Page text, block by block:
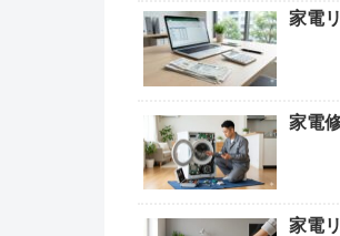
家電
家電
家電